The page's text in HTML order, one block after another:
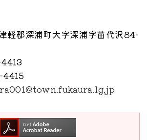
軽郡深浦町大字深浦字苗代沢84-
4415